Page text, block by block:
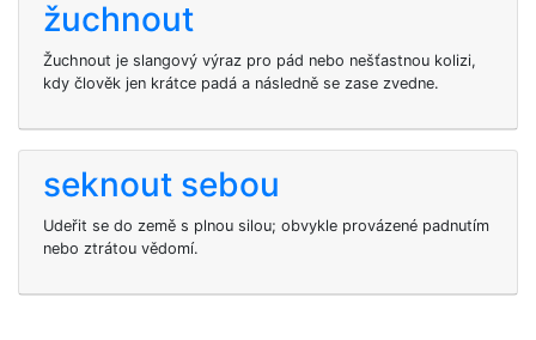
žuchnout
Žuchnout je slangový výraz pro pád nebo nešťastnou kolizi,
kdy člověk jen krátce padá a následně se zase zvedne.
seknout sebou
Udeřit se do země s plnou silou; obvykle provázené padnutím
nebo ztrátou vědomí.